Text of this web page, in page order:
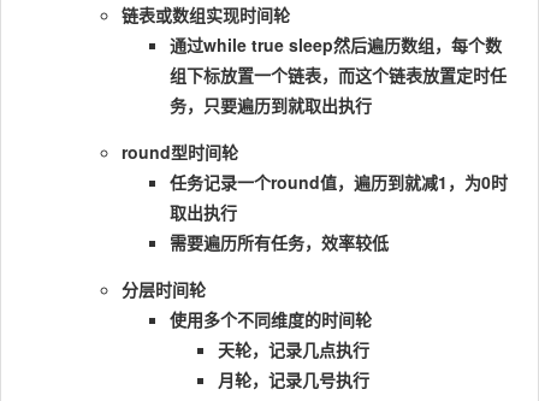
链表或数组实现时间轮
通过while true sleep然后遍历数组，每个数
组下标放置一个链表，而这个链表放置定时任
务，只要遍历到就取出执行
round型时间轮
任务记录一个round值，遍历到就减1，为0时
取出执行
需要遍历所有任务，效率较低
分层时间轮
使用多个不同维度的时间轮
天轮，记录几点执行
月轮，记录几号执行